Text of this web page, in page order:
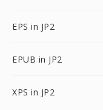
EPS in JP2
EPUB in JP2
XPS in JP2